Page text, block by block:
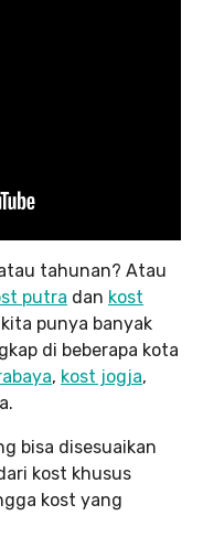
tahunan? Atau
putra dan kost
punya banyak
di beberapa kota
, kost jogja,
bisa disesuaikan
kost khusus
kost yang